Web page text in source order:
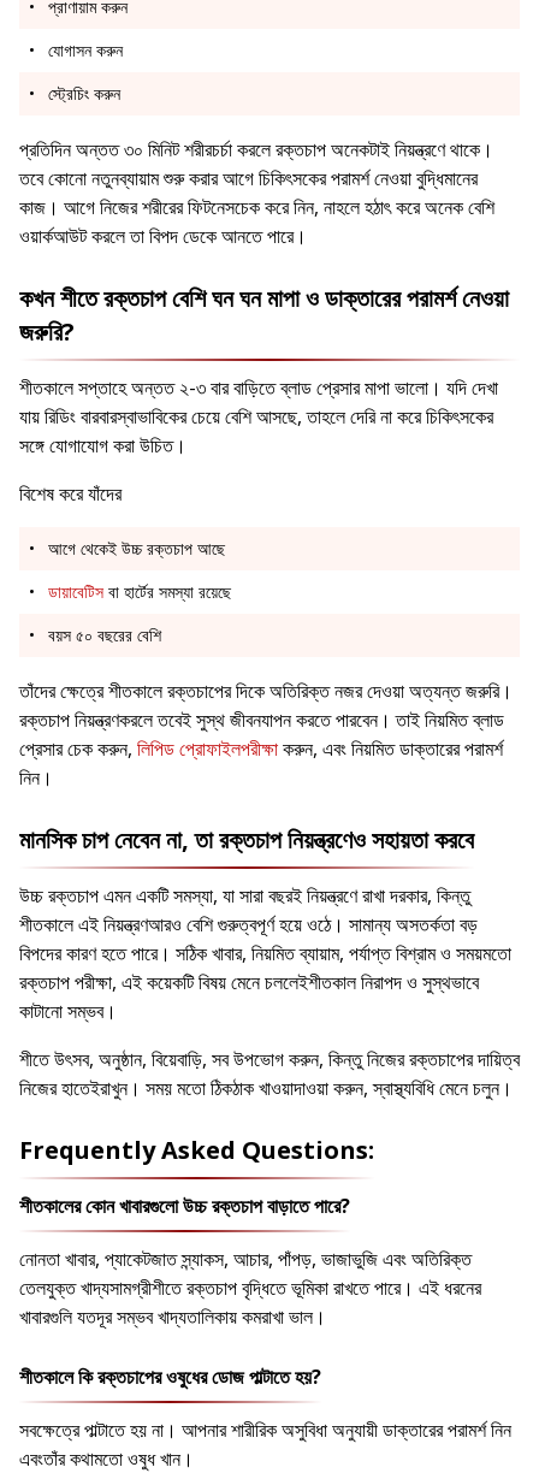
প্রাণায়াম করুন
যোগাসন করুন
স্ট্রেচিং করুন
প্রতিদিন অন্তত ৩০ মিনিট শরীরচর্চা করলে রক্তচাপ অনেকটাই নিয়ন্ত্রণে থাকে।
তবে কোনো নতুনব্যায়াম শুরু করার আগে চিকিৎসকের পরামর্শ নেওয়া বুদ্ধিমানের
কাজ। আগে নিজের শরীরের ফিটনেসচেক করে নিন, নাহলে হঠাৎ করে অনেক বেশি
ওয়ার্কআউট করলে তা বিপদ ডেকে আনতে পারে।
কখন শীতে রক্তচাপ বেশি ঘন ঘন মাপা ও ডাক্তারের পরামর্শ নেওয়া
জরুরি?
শীতকালে সপ্তাহে অন্তত ২-৩ বার বাড়িতে ব্লাড প্রেসার মাপা ভালো। যদি দেখা
যায় রিডিং বারবারস্বাভাবিকের চেয়ে বেশি আসছে, তাহলে দেরি না করে চিকিৎসকের
সঙ্গে যোগাযোগ করা উচিত।
বিশেষ করে যাঁদের
আগে থেকেই উচ্চ রক্তচাপ আছে
ডায়াবেটিস বা হার্টের সমস্যা রয়েছে
বয়স ৫০ বছরের বেশি
তাঁদের ক্ষেত্রে শীতকালে রক্তচাপের দিকে অতিরিক্ত নজর দেওয়া অত্যন্ত জরুরি।
রক্তচাপ নিয়ন্ত্রণকরলে তবেই সুস্থ জীবনযাপন করতে পারবেন। তাই নিয়মিত ব্লাড
প্রেসার চেক করুন, লিপিড প্রোফাইলপরীক্ষাকরুন, এবং নিয়মিত ডাক্তারের পরামর্শ
নিন।
মানসিক চাপ নেবেন না, তা রক্তচাপ নিয়ন্ত্রণেও সহায়তা করবে
উচ্চ রক্তচাপ এমন একটি সমস্যা, যা সারা বছরই নিয়ন্ত্রণে রাখা দরকার, কিন্তু
শীতকালে এই নিয়ন্ত্রণআরও বেশি গুরুত্বপূর্ণ হয়ে ওঠে। সামান্য অসতর্কতা বড়
বিপদের কারণ হতে পারে। সঠিক খাবার, নিয়মিত ব্যায়াম, পর্যাপ্ত বিশ্রাম ও সময়মতো
রক্তচাপ পরীক্ষা, এই কয়েকটি বিষয় মেনে চললেইশীতকাল নিরাপদ ও সুস্থভাবে
কাটানো সম্ভব।
শীতে উৎসব, অনুষ্ঠান, বিয়েবাড়ি, সব উপভোগ করুন, কিন্তু নিজের রক্তচাপের দায়িত্ব
নিজের হাতেইরাখুন। সময় মতো ঠিকঠাক খাওয়াদাওয়া করুন, স্বাস্থ্যবিধি মেনে চলুন।
Frequently Asked Questions:
শীতকালের কোন খাবারগুলো উচ্চ রক্তচাপ বাড়াতে পারে?
নোনতা খাবার, প্যাকেটজাত স্ন্যাকস, আচার, পাঁপড়, ভাজাভুজি এবং অতিরিক্ত
তেলযুক্ত খাদ্যসামগ্রীশীতে রক্তচাপ বৃদ্ধিতে ভূমিকা রাখতে পারে। এই ধরনের
খাবারগুলি যতদূর সম্ভব খাদ্যতালিকায় কমরাখা ভাল।
শীতকালে কি রক্তচাপের ওষুধের ডোজ পাল্টাতে হয়?
সবক্ষেত্রে পাল্টাতে হয় না। আপনার শারীরিক অসুবিধা অনুযায়ী ডাক্তারের পরামর্শ নিন
এবংতাঁর কথামতো ওষুধ খান।